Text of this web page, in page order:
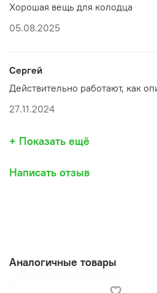
Хорошая вещь для колодца
05.08.2025
Сергей
Действительно работают, как
27.11.2024
+ Показать ещё
Написать отзыв
Аналогичные товары